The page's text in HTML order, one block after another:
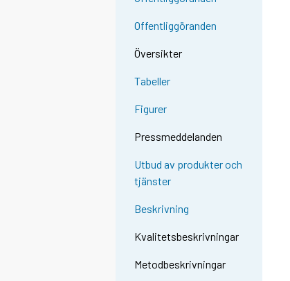
Offentliggöranden
Översikter
Tabeller
Figurer
Pressmeddelanden
Utbud av produkter och
tjänster
Beskrivning
Kvalitetsbeskrivningar
Metodbeskrivningar